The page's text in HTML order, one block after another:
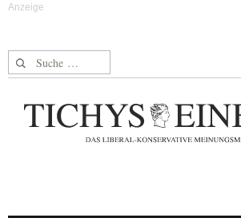
Suche nach: